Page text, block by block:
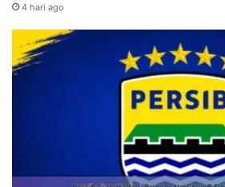
4 hari ago